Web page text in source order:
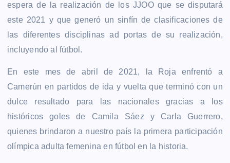
espera de la realización de los JJOO que se disputará
este 2021 y que generó un sinfín de clasificaciones de
las diferentes disciplinas ad portas de su realización,
incluyendo al fútbol.
En este mes de abril de 2021, la Roja enfrentó a
Camerún en partidos de ida y vuelta que terminó con un
dulce resultado para las nacionales gracias a los
históricos goles de Camila Sáez y Carla Guerrero,
quienes brindaron a nuestro país la primera participación
olímpica adulta femenina en fútbol en la historia.